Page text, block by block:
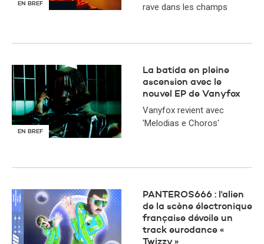
EN BREF
rave dans les champs
EN BREF
​La batida en pleine
ascension avec le
nouvel EP de Vanyfox
Vanyfox revient avec
'Melodias e Choros'
PANTEROS666 : l'alien
de la scène électronique
française dévoile un
track eurodance «